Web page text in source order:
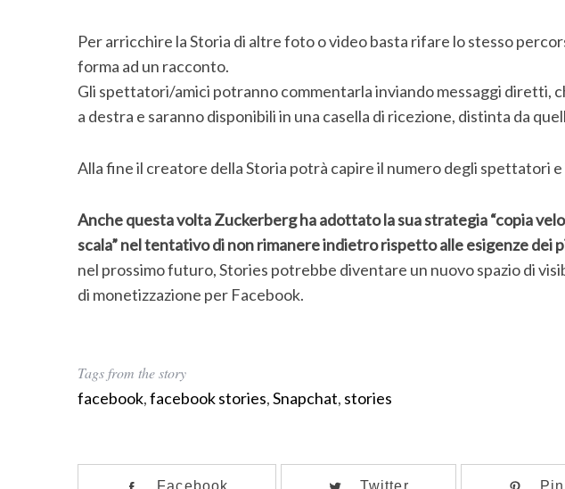
Per arricchire la Storia di altre foto o video basta rifare lo stesso
forma ad un racconto.
Gli spettatori/amici potranno commentarla inviando messaggi diretti,
a destra e saranno disponibili in una casella di ricezione, distinta da
Alla fine il creatore della Storia potrà capire il numero degli spettatori e
Anche questa volta Zuckerberg ha adottato la sua strategia “copia
scala” nel tentativo di non rimanere indietro rispetto alle esigenze dei
nel prossimo futuro, Stories potrebbe diventare un nuovo spazio di
di monetizzazione per Facebook.
Tags from the story
facebook,facebook stories,Snapchat, stories
Facebook Twitter